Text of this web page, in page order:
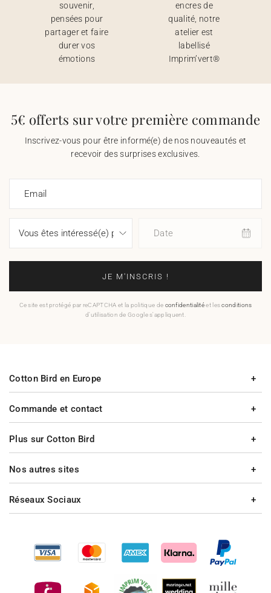
souvenir,
pensées pour
partager et faire
durer vos
émotions
encres de
qualité, notre
atelier est
labellisé
Imprim’vert®
5€ offerts sur votre première commande
Inscrivez-vous pour être informé(e) de nos nouveautés et
recevoir des surprises exclusives.
Email
Date
JE M'INSCRIS !
Ce site est protégé par reCAPTCHA et la politique de confidentialitéet lesconditions
d'utilisation de Google s'appliquent.
Commande et contact
Plus sur Cotton Bird
Cotton Bird en Europe
Nos autres sites
Réseaux Sociaux